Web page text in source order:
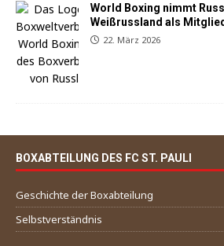
World Boxing nimmt
Weißrussland als
22. März 2026
BOXABTEILUNG DES FC ST. PAULI
Geschichte der Boxabteilung
Selbstverständnis